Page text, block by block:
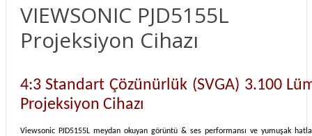
VIEWSONIC PJD5155L
Projeksiyon Cihazı
4:3 Standart Çözünürlük (SVGA) 3.100
Projeksiyon Cihazı
Viewsonic PJD5155L meydan okuyan görüntü & ses performansı ve yumuşak